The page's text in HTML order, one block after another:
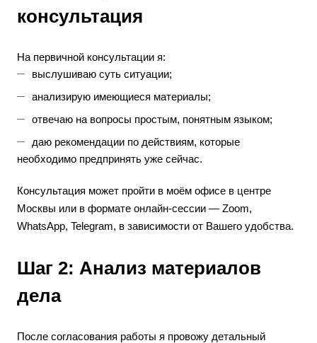
консультация
На первичной консультации я:
выслушиваю суть ситуации;
анализирую имеющиеся материалы;
отвечаю на вопросы простым, понятным языком;
даю рекомендации по действиям, которые
необходимо предпринять уже сейчас.
Консультация может пройти в моём офисе в центре
Москвы или в формате онлайн-сессии — Zoom,
WhatsApp, Telegram, в зависимости от Вашего удобства.
Шаг 2: Анализ материалов
дела
После согласования работы я провожу детальный